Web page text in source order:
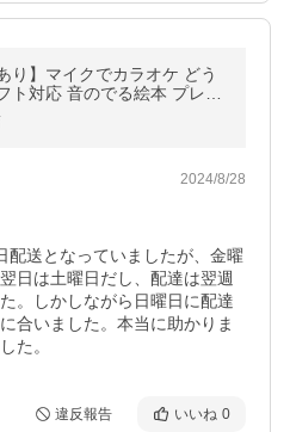
り】マイクでカラオケ どう
ト対応 音のでる絵本 プレゼ
お誕生日 クリスマス お祝い
5歳 6歳
2024/8/28
配送となっていましたが、金曜
日は土曜日だし、配達は翌週
。しかしながら日曜日に配達
合いました。本当に助かりま
た。
違反報告 いいね 0